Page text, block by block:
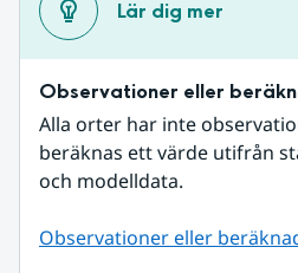
Lär dig mer
Observationer eller
Alla orter har inte
beräknas ett värde utifrån
och modelldata.
Observationer eller